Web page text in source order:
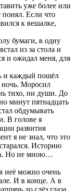
уже более или
Если что
к вешалке,
бумаги, в одну
из за стола и
и ожидал меня, для
и каждый пошёл
ночь. Моросил
тихо, ни души. До
минут пятнадцать
обдумывать
В голове я
развития
я не знал, что это
Историю
Но не мною…
неё можно очень
И в конце. А в
до слёз глаза,